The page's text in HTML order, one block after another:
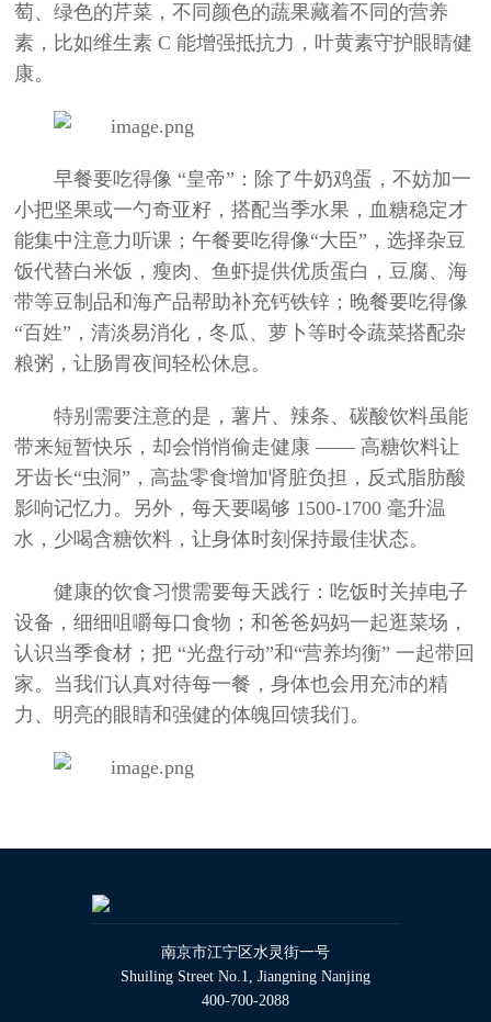
萄、绿色的芹菜，不同颜色的蔬果藏着不同的营养
素，比如维生素 C 能增强抵抗力，叶黄素守护眼睛健
康。
早餐要吃得像 “皇帝”：除了牛奶鸡蛋，不妨加一
小把坚果或一勺奇亚籽，搭配当季水果，血糖稳定才
能集中注意力听课；午餐要吃得像“大臣”，选择杂豆
饭代替白米饭，瘦肉、鱼虾提供优质蛋白，豆腐、海
带等豆制品和海产品帮助补充钙铁锌；晚餐要吃得像
“百姓”，清淡易消化，冬瓜、萝卜等时令蔬菜搭配杂
粮粥，让肠胃夜间轻松休息。
特别需要注意的是，薯片、辣条、碳酸饮料虽能
带来短暂快乐，却会悄悄偷走健康 —— 高糖饮料让
牙齿长“虫洞”，高盐零食增加肾脏负担，反式脂肪酸
影响记忆力。另外，每天要喝够 1500-1700 毫升温
水，少喝含糖饮料，让身体时刻保持最佳状态。
健康的饮食习惯需要每天践行：吃饭时关掉电子
设备，细细咀嚼每口食物；和爸爸妈妈一起逛菜场，
认识当季食材；把 “光盘行动”和“营养均衡” 一起带回
家。当我们认真对待每一餐，身体也会用充沛的精
力、明亮的眼睛和强健的体魄回馈我们。
南京市江宁区水灵街一号
Shuiling Street No.1, Jiangning Nanjing
400-700-2088